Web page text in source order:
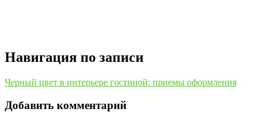
Навигация по записи
Черный цвет в интерьере гостиной: приемы оформления
Добавить комментарий